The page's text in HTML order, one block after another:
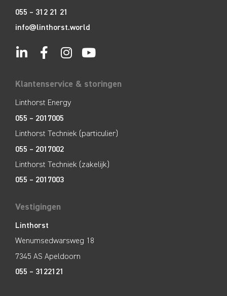
055 – 312 21 21
info@linthorst.world
Klantenservice & storingen
Linthorst Energy
055 – 2017005
Linthorst Techniek (particulier)
055 – 2017002
Linthorst Techniek (zakelijk)
055 – 2017003
Vestigingen
Linthorst
Wenumsedwarsweg 18
7345 AS Apeldoorn
055 – 3122121